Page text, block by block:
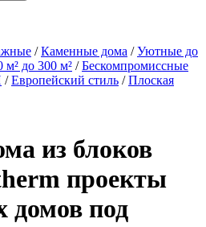
/Каменные дома /Уютные до
м² до 300 м² /Бескомпромиссные
/Европейский стиль /Плоская
из блоков
проекты
домов под